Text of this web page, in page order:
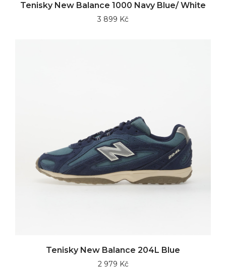
Tenisky New Balance 1000 Navy Blue/ White
3 899 Kč
Tenisky New Balance 204L Blue
2 979 Kč